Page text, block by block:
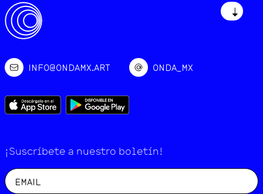
↓
INFO@ONDAMX.ART ONDA_MX
¡Suscríbete a nuestro boletín!